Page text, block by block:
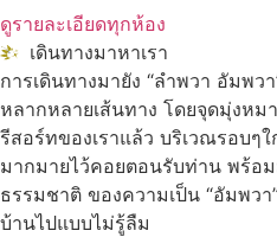
ดูรายละเอียดทุกห้อง
เดินทางมาหาเรา
การเดินทางมายัง “ลำพวา อัมพว
หลากหลายเส้นทาง โดยจุดมุ่งหม
รีสอร์ทของเราแล้ว บริเวณรอบๆ
มากมายไว้คอยตอนรับท่าน พร้อ
ธรรมชาติ ของความเป็น “อัมพว
บ้านไปแบบไม่รู้ลืม